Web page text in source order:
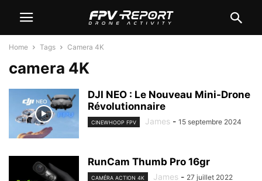
Home Tags Camera 4K
camera 4K
DJI NEO : Le Nouveau Mini-Drone
Révolutionnaire
CINEWHOOP FPV James - 15 septembre 2024
RunCam Thumb Pro 16gr
CAMÉRA ACTION 4K James - 27 juillet 2022